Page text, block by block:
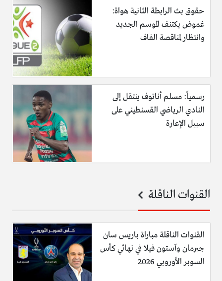
حقوق بث الرابطة الثانية هواة:
غموض يكتنف الموسم الجديد
وانتظار لمناقصة الفاف
رسمياً: مسلم أناتوف ينتقل إلى
النادي الرياضي القسنطيني على
سبيل الإعارة
القنوات الناقلة
القنوات الناقلة مباراة باريس سان
جيرمان وآستون فيلا في نهائي كأس
السوبر الأوروبي 2026